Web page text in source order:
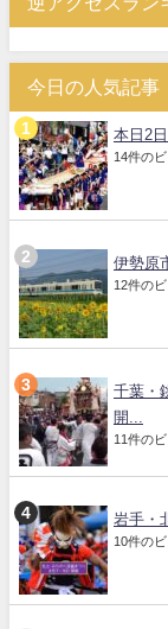
今日の人気記事
本日2
14件の
伊勢原
12件の
千葉・
開...
11件の
岩手・
10件の